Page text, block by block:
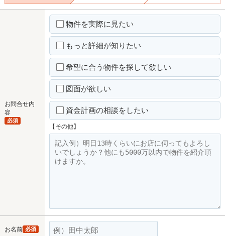
お問合せ内
容
必須
物件を実際に見たい
もっと詳細が知りたい
希望に合う物件を探して欲しい
図面が欲しい
資金計画の相談をしたい
【その他】
お名前 必須